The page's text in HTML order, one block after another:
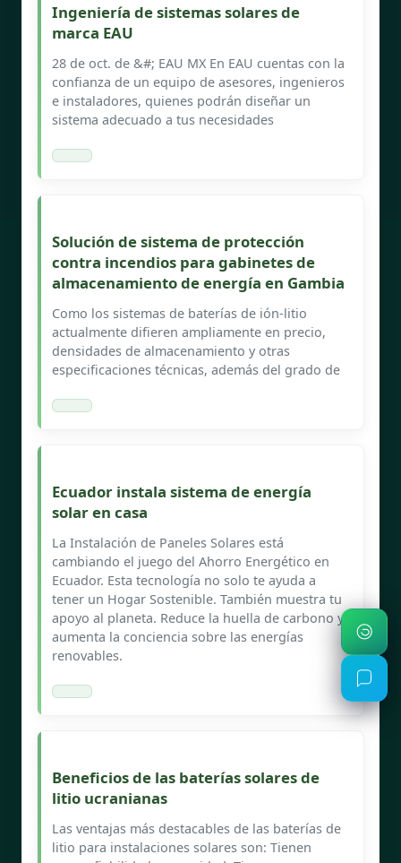
Ingeniería de sistemas solares de
marca EAU
28 de oct. de &#; EAU MX En EAU cuentas con la
confianza de un equipo de asesores, ingenieros
e instaladores, quienes podrán diseñar un
sistema adecuado a tus necesidades
Solución de sistema de protección
contra incendios para gabinetes de
almacenamiento de energía en Gambia
Como los sistemas de baterías de ión-litio
actualmente difieren ampliamente en precio,
densidades de almacenamiento y otras
especificaciones técnicas, además del grado de
Ecuador instala sistema de energía
solar en casa
La Instalación de Paneles Solares está
cambiando el juego del Ahorro Energético en
Ecuador. Esta tecnología no solo te ayuda a
tener un Hogar Sostenible. También muestra tu
apoyo al planeta. Reduce la huella de carbono y
aumenta la conciencia sobre las energías
renovables.
Beneficios de las baterías solares de
litio ucranianas
Las ventajas más destacables de las baterías de
litio para instalaciones solares son: Tienen